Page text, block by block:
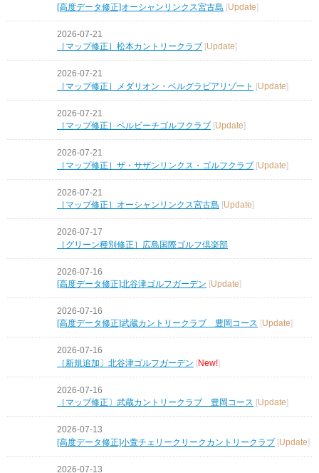
[高度データ修正]オーシャンリンクス宮古島 [Update]
2026-07-21
［マップ修正］松本カントリークラブ
Update
2026-07-21
［マップ修正］メダリオン・ベルグラビアリゾート
[Update]
2026-07-21
［マップ修正］ベルビーチゴルフクラブ [Update]
2026-07-21
［マップ修正］ザ・サザンリンクス・ゴルフクラブ [Update]
2026-07-21
［マップ修正］オーシャンリンクス宮古島 [Update]
2026-07-17
［グリーン種別修正］広島国際ゴルフ倶楽部
2026-07-16
[高度データ修正]北谷津ゴルフガーデン [Update]
2026-07-16
[高度データ修正]武蔵カントリークラブ 豊岡コース
Update
2026-07-16
［新規追加〕北谷津ゴルフガーデン [New!]
2026-07-16
［マップ修正〕武蔵カントリークラブ 豊岡コース
Update
2026-07-13
[高度データ修正]小萱チェリークリークカントリークラブ [Update]
2026-07-13